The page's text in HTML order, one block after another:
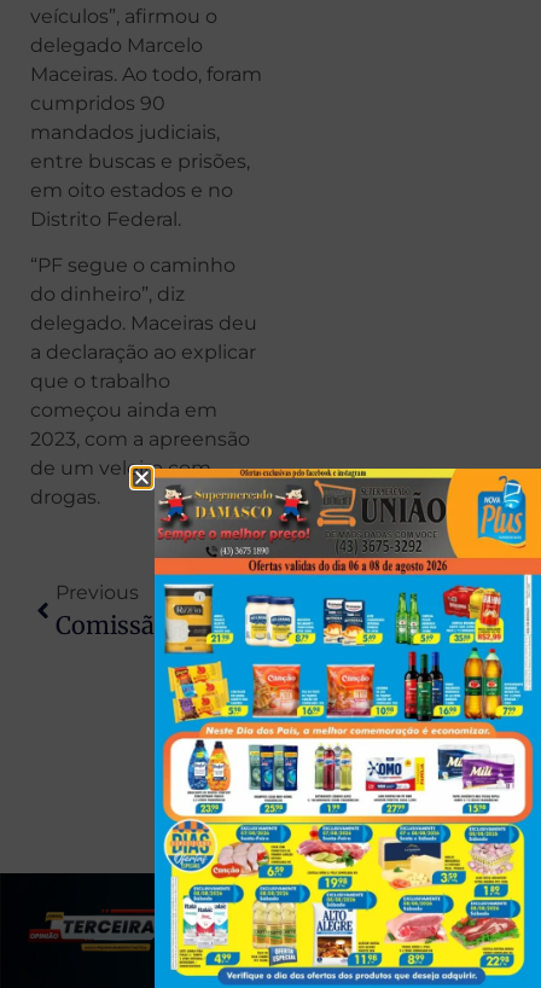
veículos”, afirmou o
delegado Marcelo
Maceiras. Ao todo, foram
cumpridos 90
mandados judiciais,
entre buscas e prisões,
em oito estados e no
Distrito Federal.
“PF segue o caminho
do dinheiro”, diz
delegado. Maceiras deu
a declaração ao explicar
que o trabalho
começou ainda em
2023, com a apreensão
de um veleiro com
drogas.
Previous
Comissão Aprova Proibição De Radares De Trânsito Escondidos, Inclusive Os Portáteis
Next
Gaeco Descobre Que Policial Recebia Dinheiro Para Não Prender Faccionados
(43) 991545950